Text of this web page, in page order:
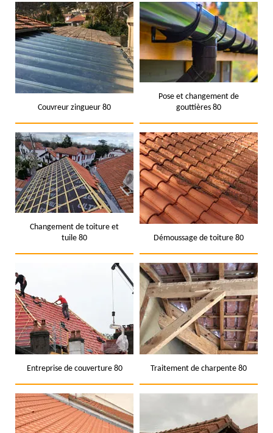
Couvreur zingueur 80
Pose et changement de
gouttières 80
Changement de toiture et
tuile 80
Démoussage de toiture 80
Entreprise de couverture 80 Traitement de charpente 80